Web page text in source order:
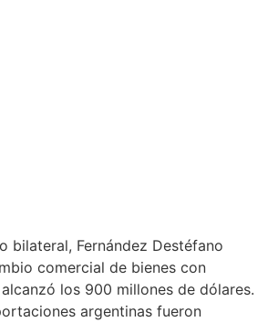
bilateral, Fernández Destéfano
comercial de bienes con
los 900 millones de dólares.
argentinas fueron